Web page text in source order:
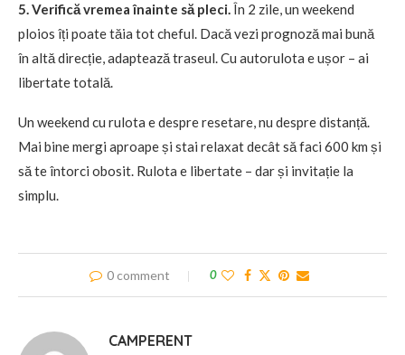
5. Verifică vremea înainte să pleci.În 2 zile, un weekend
ploios îți poate tăia tot cheful. Dacă vezi prognoză mai bună
în altă direcție, adaptează traseul. Cu autorulota e ușor – ai
libertate totală.
Un weekend cu rulota e despre resetare, nu despre distanță.
Mai bine mergi aproape și stai relaxat decât să faci 600 km și
să te întorci obosit. Rulota e libertate – dar și invitație la
simplu.
0 comment 0
CAMPERENT